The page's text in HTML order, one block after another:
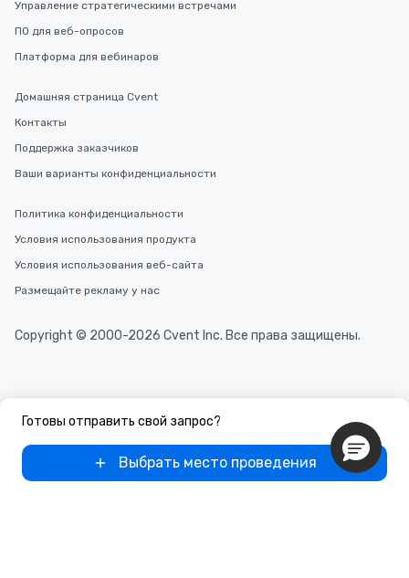
Готовы отправить свой запрос?
Выбрать место проведения
Управление стратегическими встречами
ПО для веб-опросов
Платформа для вебинаров
Домашняя страница Cvent
Контакты
Поддержка заказчиков
Ваши варианты конфиденциальности
Политика конфиденциальности
Условия использования продукта
Условия использования веб-сайта
Размещайте рекламу у нас
Copyright © 2000-2026 Cvent Inc. Все права защищены.